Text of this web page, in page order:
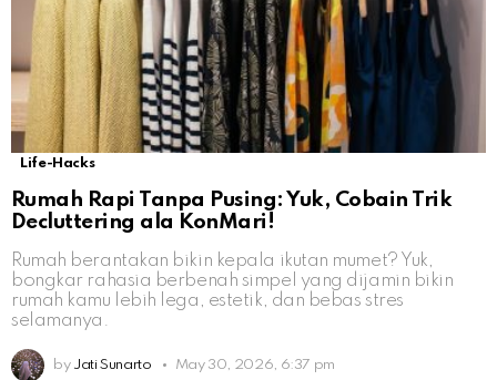
Life-Hacks
Rumah Rapi Tanpa Pusing: Yuk, Cobain Trik
Decluttering ala KonMari!
Rumah berantakan bikin kepala ikutan mumet? Yuk,
bongkar rahasia berbenah simpel yang dijamin bikin
rumah kamu lebih lega, estetik, dan bebas stres
selamanya.
by Jati Sunarto May 30, 2026, 6:37 pm